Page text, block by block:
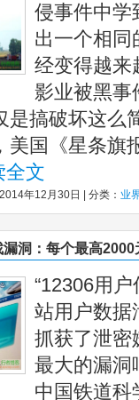
侵事件中学
出一个相同
经变得越
影业被黑事
是搞破坏这么
美国《星条旗
全文
年12月30日 | 分类： 业
洞：每个最高2000
“12306用
站用户数据
抓获了泄密
最大的漏洞
中国铁道科